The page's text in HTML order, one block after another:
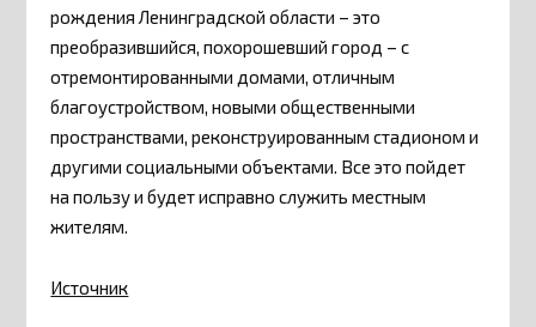
рождения Ленинградской области – это
преобразившийся, похорошевший город – с
отремонтированными домами, отличным
благоустройством, новыми общественными
пространствами, реконструированным стадионом и
другими социальными объектами. Все это пойдет
на пользу и будет исправно служить местным
жителям.
Источник